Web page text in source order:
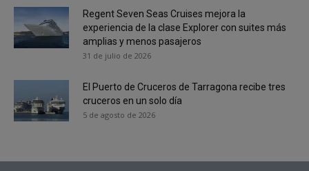
Regent Seven Seas Cruises mejora la
experiencia de la clase Explorer con suites más
amplias y menos pasajeros
31 de julio de 2026
El Puerto de Cruceros de Tarragona recibe tres
cruceros en un solo día
5 de agosto de 2026